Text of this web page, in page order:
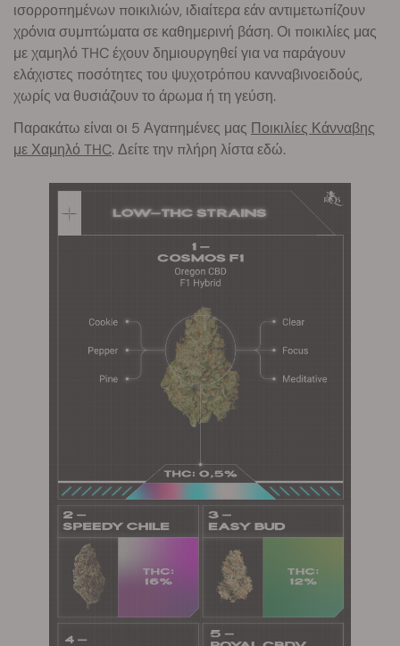
ισορροπημένων ποικιλιών, ιδιαίτερα εάν αντιμετωπίζουν
χρόνια συμπτώματα σε καθημερινή βάση. Οι ποικιλίες μας
με χαμηλό THC έχουν δημιουργηθεί για να παράγουν
ελάχιστες ποσότητες του ψυχοτρόπου κανναβινοειδούς,
χωρίς να θυσιάζουν το άρωμα ή τη γεύση.
Παρακάτω είναι οι 5 Αγαπημένες μας Ποικιλίες Κάνναβης
με Χαμηλό THC. Δείτε την πλήρη λίστα εδώ.